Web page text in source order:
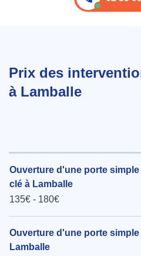
Prix des
à Lamballe
Ouverture d'une porte simple
clé à Lamballe
135€ - 180€
Ouverture d'une porte simple
Lamballe